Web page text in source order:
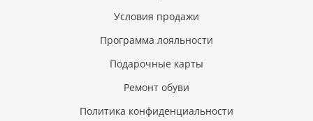
Условия продажи
Программа лояльности
Подарочные карты
Ремонт обуви
Политика конфиденциальности